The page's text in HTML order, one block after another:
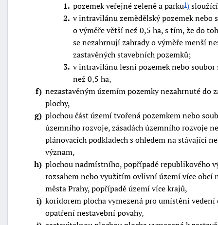
1 pozemek veřejné zeleně a parku1)
2 v intravilánu zemědělský pozemek nebo
o výměře větší než 0,5 ha, s tím, že do
se nezahrnují zahrady o výměře menší
zastavěných stavebních pozemků;
3 v intravilánu lesní pozemek nebo
než 0,5 ha,
f nezastavěným územím pozemky nezahrnuté do
plochy,
g plochou část území tvořená pozemkem nebo
územního rozvoje, zásadách územního rozvoje
plánovacích podkladech s ohledem na stávající
význam,
h plochou nadmístního, popřípadě republikového
rozsahem nebo využitím ovlivní území více obcí
města Prahy, popřípadě území více krajů,
i koridorem plocha vymezená pro umístění
opatření nestavební povahy,
"náhradě
škod"